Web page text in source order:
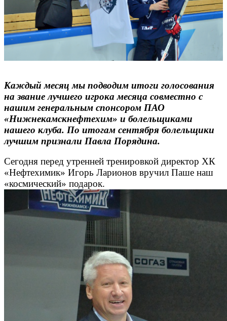
Каждый месяц мы подводим итоги голосования
на звание лучшего игрока месяца совместно с
нашим генеральным спонсором ПАО
«Нижнекамскнефтехим» и болельщиками
нашего клуба. По итогам сентября болельщики
лучшим признали Павла Порядина.
Сегодня перед утренней тренировкой директор ХК
«Нефтехимик» Игорь Ларионов вручил Паше наш
«космический» подарок.